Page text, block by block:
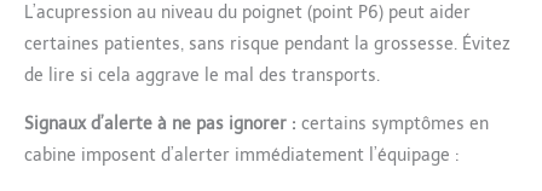
L’acupression au niveau du poignet (point P6) peut aider
certaines patientes, sans risque pendant la grossesse. Évitez
de lire si cela aggrave le mal des transports.
Signaux d’alerte à ne pas ignorer : certains symptômes en
cabine imposent d’alerter immédiatement l’équipage :